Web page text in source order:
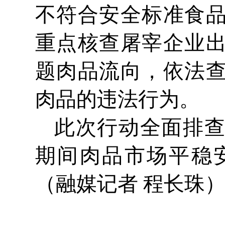
不符合安全标准食
重点核查屠宰企业
题肉品流向，依法
肉品的违法行为。
此次行动全面排
期间肉品市场平稳
（融媒记者 程长珠）